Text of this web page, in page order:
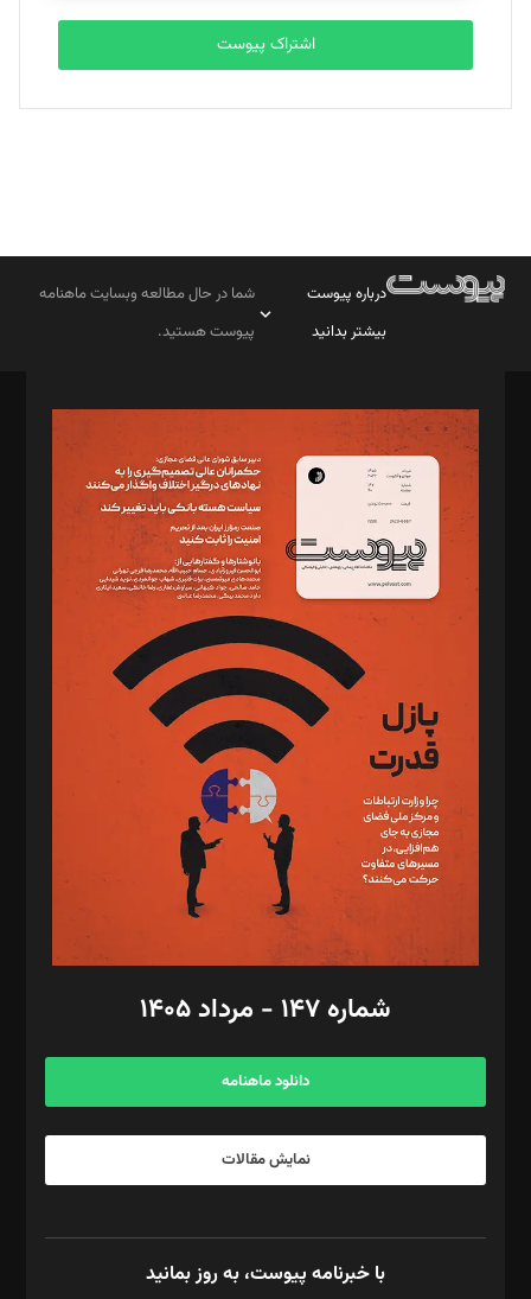
اشتراک پیوست
درباره پیوست
بیشتر بدانید
شما در حال مطالعه وبسایت ماهنامه
پیوست هستید.
مدیر مسئول: محمدباقر اثنی‌عشری
سردبیر: مهرک محمودی
دبیر تحریریه: میثم قاسمی
د‌بیر ناداستان: سمانه سمیع
د‌بیر خدمت و تجارت: ابوالفضل رجبی
د‌بیر حقوق فناوری: حسام‌الدین ایپکچی
د‌بیر پیوست جهان: مینا پاکدل
د‌بیر تحریریه آنلاین: بابک نقاش
تحریریه‌: مجتبی محمود‌ی، آرش برهمند، یسنا امان‌پور، سروش کرمیان،
مصطفی مسجدی آرانی، ابوالفضل رجبی، زهرا فکرانه، فائزه فتحی
رستمی،مصطفی باستان
ویرایش: نگار استاد‌‌آقا
طراح یونیفرم: مجید توکلی
فیلمبرداری و عکاسی: امیر شفیعی، مانی لطفی زاده
گرافیک و صفحه‌آرایی: سید‌سبحان‌علی ثابت
مد‌یر توسعه تجاری: کامبیز برید‌
امور مالی: شاپور رهبری، محمد‌ کاظمی‌نیا
آگهی و مشترکین: ۰۹۱۹۹۹۹۰۴۵۴
شماره ۱۴۷ - مرداد ۱۴۰۵
دانلود ماهنامه
نمایش مقالات
با خبرنامه پیوست، به روز بمانید